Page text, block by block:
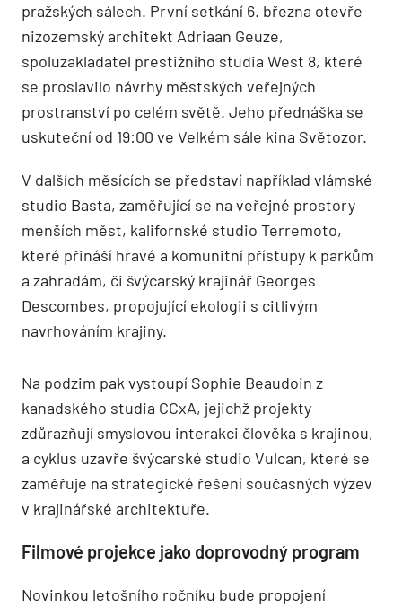
pražských sálech. První setkání 6. března otevře
nizozemský architekt Adriaan Geuze,
spoluzakladatel prestižního studia West 8, které
se proslavilo návrhy městských veřejných
prostranství po celém světě. Jeho přednáška se
uskuteční od 19:00 ve Velkém sále kina Světozor.
V dalších měsících se představí například vlámské
studio Basta, zaměřující se na veřejné prostory
menších měst, kalifornské studio Terremoto,
které přináší hravé a komunitní přístupy k parkům
a zahradám, či švýcarský krajinář Georges
Descombes, propojující ekologii s citlivým
navrhováním krajiny.
Na podzim pak vystoupí Sophie Beaudoin z
kanadského studia CCxA, jejichž projekty
zdůrazňují smyslovou interakci člověka s krajinou,
a cyklus uzavře švýcarské studio Vulcan, které se
zaměřuje na strategické řešení současných výzev
v krajinářské architektuře.
Filmové projekce jako doprovodný program
Novinkou letošního ročníku bude propojení